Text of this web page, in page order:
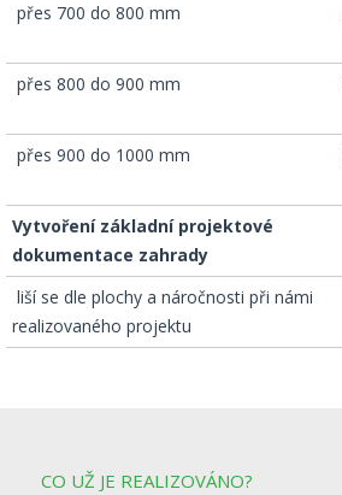
­ přes 700 do 800 mm
­ přes 800 do 900 mm
­ přes 900 do 1000 mm
Vytvoření základní projektové
dokumentace zahrady
­ liší se dle plochy a náročnosti při námi
realizovaného projektu
CO UŽ JE REALIZOVÁNO?